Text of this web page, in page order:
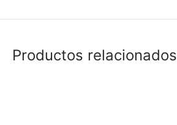
Productos relacionados